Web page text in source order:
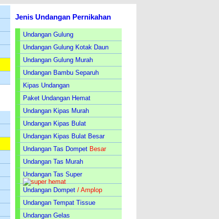
Jenis Undangan Pernikahan
Undangan Gulung
Undangan Gulung Kotak Daun
Undangan Gulung Murah
Undangan Bambu Separuh
Kipas Undangan
Paket Undangan Hemat
Undangan Kipas Murah
Undangan Kipas Bulat
Undangan Kipas Bulat Besar
Undangan Tas Dompet Besar
Undangan Tas Murah
Undangan Tas Super
Undangan Dompet / Amplop
Undangan Tempat Tissue
Undangan Gelas